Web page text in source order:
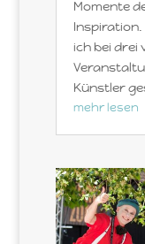
Momente
Inspiration.
ich bei drei
Künstler
mehr lesen